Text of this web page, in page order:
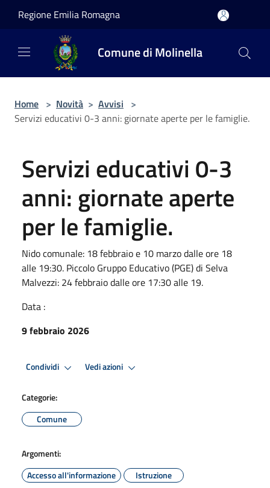
Regione Emilia Romagna
Comune di Molinella
Home > Novità > Avvisi >
Servizi educativi 0-3 anni: giornate aperte per le famiglie.
Servizi educativi 0-3
anni: giornate aperte
per le famiglie.
Nido comunale: 18 febbraio e 10 marzo dalle ore 18
alle 19:30. Piccolo Gruppo Educativo (PGE) di Selva
Malvezzi: 24 febbraio dalle ore 17:30 alle 19.
Data :
9 febbraio 2026
Condividi Vedi azioni
Categorie:
Comune
Argomenti:
Accesso all'informazione
Istruzione